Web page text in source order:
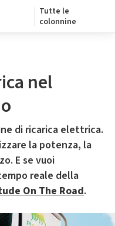
Tutte le
colonnine
nel
di ricarica elettrica.
la potenza, la
E se vuoi
reale della
On The Road.